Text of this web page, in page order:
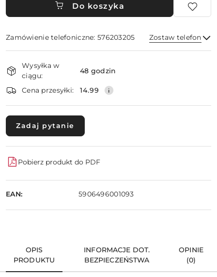
Do koszyka
Zamówienie telefoniczne: 576203205 Zostaw telefon
i
dostawa
Wysyłka w
ciągu:
48 godzin
Cena przesyłki: 14.99
Zadaj pytanie
Pobierz produkt do PDF
EAN: 5906496001093
OPIS
PRODUKTU
INFORMACJE DOT.
BEZPIECZEŃSTWA
OPINIE
(0)